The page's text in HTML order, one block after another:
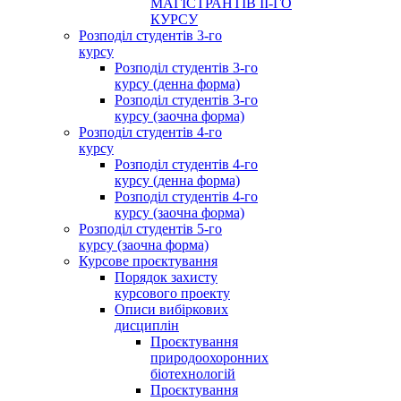
МАГІСТРАНТІВ ІІ-ГО
КУРСУ
Розподіл студентів 3-го
курсу
Розподіл студентів 3-го
курсу (денна форма)
Розподіл студентів 3-го
курсу (заочна форма)
Розподіл студентів 4-го
курсу
Розподіл студентів 4-го
курсу (денна форма)
Розподіл студентів 4-го
курсу (заочна форма)
Розподіл студентів 5-го
курсу (заочна форма)
Курсове проєктування
Порядок захисту
курсового проекту
Описи вибіркових
дисциплін
Проєктування
природоохоронних
біотехнологій
Проєктування